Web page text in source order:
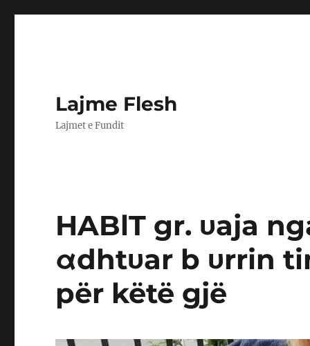
Lajme Flesh
Lajmet e Fundit
HABlT gr. υaja
αdhtυar b υrrin
për këtë gjë